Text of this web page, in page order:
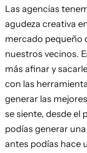
Las agencias
agudeza creativa
mercado pequeño
nuestros vecinos.
más afinar y
con las
generar las
se siente, desde el
podías generar
antes podías hace